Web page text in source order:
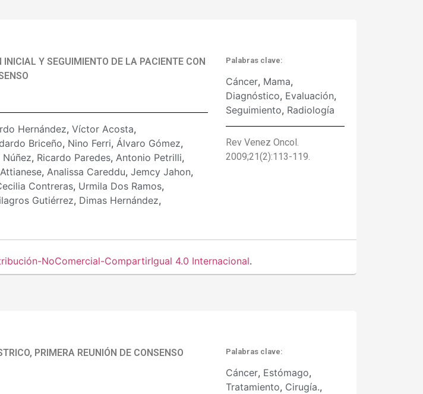
Y SEGUIMIENTO DE LA PACIENTE CON
Hernández, Víctor Acosta,
Briceño, Nino Ferri, Álvaro Gómez,
Núñez, Ricardo Paredes, Antonio Petrilli,
, Analissa Careddu, Jemcy Jahon,
Contreras, Urmila Dos Ramos,
Gutiérrez, Dimas Hernández,
Palabras clave:
Cáncer, Mama,
Diagnóstico, Evaluación,
Seguimiento, Radiología
Rev Venez Oncol.
2009;21(2):113-119.
NoComercial-CompartirIgual 4.0 Internacional.
PRIMERA REUNIÓN DE CONSENSO
Palabras clave:
Cáncer, Estómago,
Tratamiento, Cirugía.,